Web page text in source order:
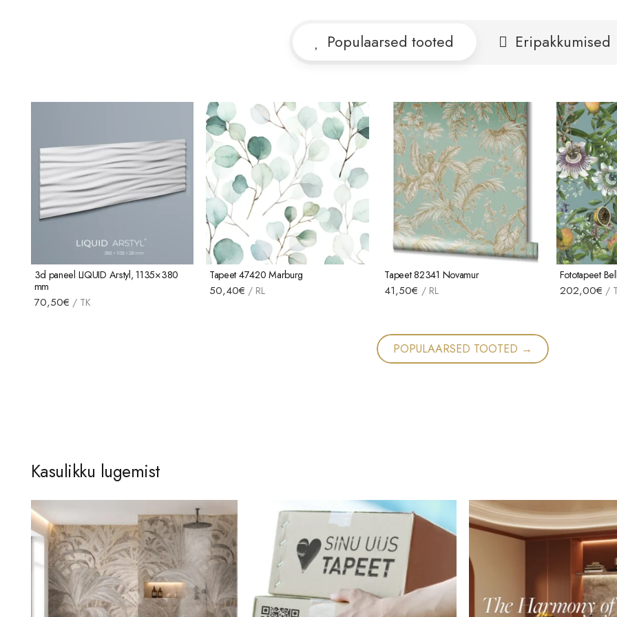
Populaarsed tooted Eripakkumised
3d paneel LIQUID Arstyl, 1135×380
mm
70,50€ / TK
Tapeet 47420 Marburg
50,40€ / RL
Tapeet 82341 Novamur
41,50€ / RL
Fototapeet
202,00€ /
POPULAARSED TOOTED →
Kasulikku lugemist